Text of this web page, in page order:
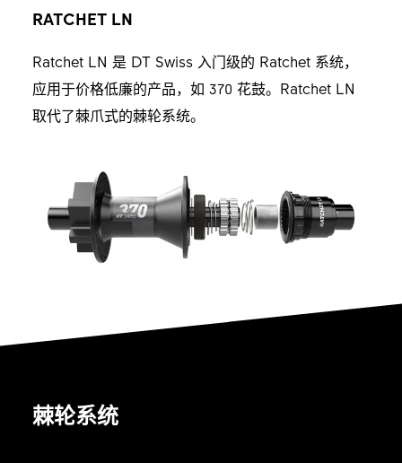
RATCHET LN
Ratchet LN 是 DT Swiss 入门级的 Ratchet 系统，
应用于价格低廉的产品，如 370 花鼓。Ratchet LN
取代了棘爪式的棘轮系统。
棘轮系统